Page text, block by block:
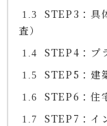
1.3
STEP3：具
査）
1.4 STEP4：プ
1.5 STEP5：建
1.6 STEP6：住
1.7 STEP7：イ